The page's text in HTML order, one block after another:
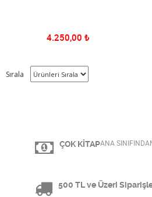
4.250,00 ₺
Sırala
ÇOK KİTAPANA
500 TL ve Üzeri